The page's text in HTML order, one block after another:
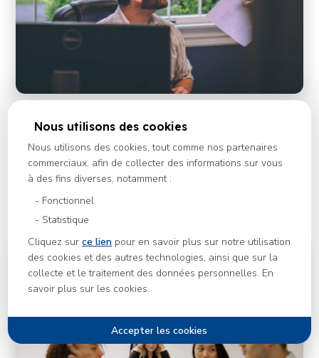
La vie après l'épuisement professionnel peut parfois être
chamboulée. Cependant, cela reste l'occasion de prendre
un tout nouveau départ dans votre carrière.
Découvrir cet article
Nous utilisons des cookies
Nous utilisons des cookies, tout comme nos partenaires
commerciaux, afin de collecter des informations sur vous
à des fins diverses, notamment :
Fonctionnel
Statistique
Cliquez surce lien pour en savoir plus sur notre utilisation
des cookies et des autres technologies, ainsi que sur la
collecte et le traitement des données personnelles. En
savoir plus sur les cookies.